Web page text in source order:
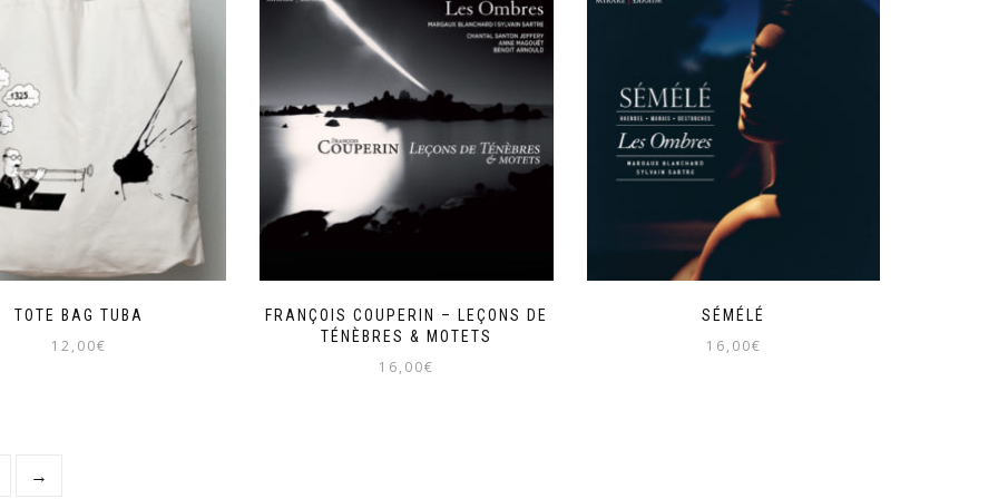
TOTE BAG TUBA
12,00€
FRANÇOIS COUPERIN – LEÇONS DE
TÉNÈBRES & MOTETS
16,00€
SÉMÉLÉ
16,00€
→